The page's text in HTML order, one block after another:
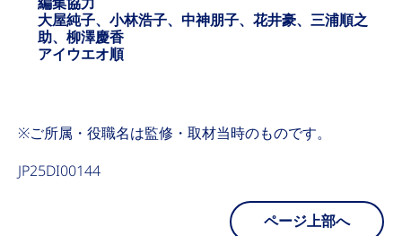
大屋純子、小林浩子、中神朋子、花井豪、三浦順之
助、柳澤慶香
アイウエオ順
※ご所属・役職名は監修・取材当時のものです。
JP25DI00144
ページ上部へ